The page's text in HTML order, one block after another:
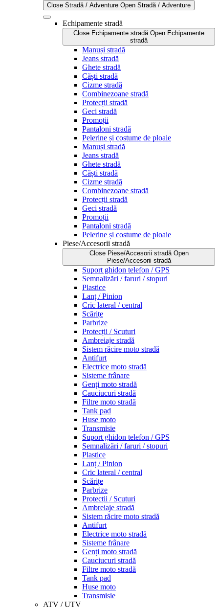
Close Stradă / Adventure Open Stradă / Adventure
Echipamente stradă
Close Echipamente stradă Open Echipamente
stradă
Manuși stradă
Jeans stradă
Ghete stradă
Căști stradă
Cizme stradă
Combinezoane stradă
Protecții stradă
Geci stradă
Promoții
Pantaloni stradă
Pelerine și costume de ploaie
Manuși stradă
Jeans stradă
Ghete stradă
Căști stradă
Cizme stradă
Combinezoane stradă
Protecții stradă
Geci stradă
Promoții
Pantaloni stradă
Pelerine și costume de ploaie
Piese/Accesorii stradă
Close Piese/Accesorii stradă Open
Piese/Accesorii stradă
Suport ghidon telefon / GPS
Semnalizări / faruri / stopuri
Plastice
Lanț / Pinion
Cric lateral / central
Scărițe
Parbrize
Protecții / Scuturi
Ambreiaje stradă
Sistem răcire moto stradă
Antifurt
Electrice moto stradă
Sisteme frânare
Genți moto stradă
Cauciucuri stradă
Filtre moto stradă
Tank pad
Huse moto
Transmisie
Suport ghidon telefon / GPS
Semnalizări / faruri / stopuri
Plastice
Lanț / Pinion
Cric lateral / central
Scărițe
Parbrize
Protecții / Scuturi
Ambreiaje stradă
Sistem răcire moto stradă
Antifurt
Electrice moto stradă
Sisteme frânare
Genți moto stradă
Cauciucuri stradă
Filtre moto stradă
Tank pad
Huse moto
Transmisie
ATV / UTV